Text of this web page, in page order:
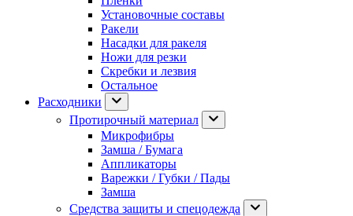
Установочные составы
Ракели
Насадки для ракеля
Ножи для резки
Скребки и лезвия
Остальное
Расходники
Протирочный материал
Микрофибры
Замша / Бумага
Аппликаторы
Варежки / Губки / Пады
Замша
Средства защиты и спецодежда